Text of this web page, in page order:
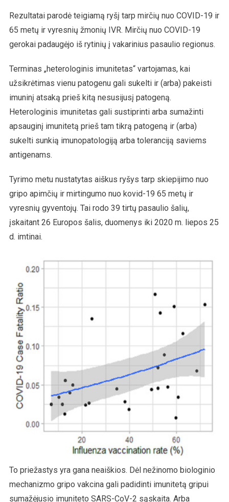
Rezultatai parodė teigiamą ryšį tarp mirčių nuo COVID-19 ir
65 metų ir vyresnių žmonių IVR. Mirčių nuo COVID-19
gerokai padaugėjo iš rytinių į vakarinius pasaulio regionus.
Terminas „heterologinis imunitetas“ vartojamas, kai
užsikrėtimas vienu patogenu gali sukelti ir (arba) pakeisti
imuninį atsaką prieš kitą nesusijusį patogeną.
Heterologinis imunitetas gali sustiprinti arba sumažinti
apsauginį imunitetą prieš tam tikrą patogeną ir (arba)
sukelti sunkią imunopatologiją arba toleranciją saviems
antigenams.
Tyrimo metu nustatytas aiškus ryšys tarp skiepijimo nuo
gripo apimčių ir mirtingumo nuo kovid-19 65 metų ir
vyresnių gyventojų. Tai rodo 39 tirtų pasaulio šalių,
įskaitant 26 Europos šalis, duomenys iki 2020 m. liepos 25
d. imtinai.
To priežastys yra gana neaiškios. Dėl nežinomo biologinio
mechanizmo gripo vakcina gali padidinti imunitetą gripui
sumažėjusio imuniteto SARS-CoV-2 sąskaita. Arba